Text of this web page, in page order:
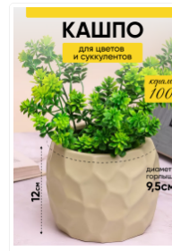
Единица измерения